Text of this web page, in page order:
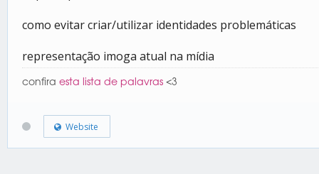
como evitar criar/utilizar identidades problemáticas
representação imoga atual na mídia
confira esta lista de palavras <3
Website